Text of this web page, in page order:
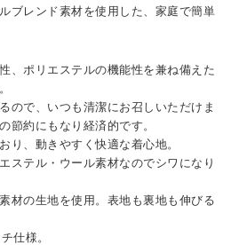
ブレンド素材を使用した、家庭で簡単
、ポリエステルの機能性を兼ね備えた
ので、いつも清潔にお召しいただけま
節約にもなり経済的です。
り、動きやすく快適な着心地。
ステル・ウール素材なのでシワになり
材の生地を使用。表地も裏地も伸びる
仕様。